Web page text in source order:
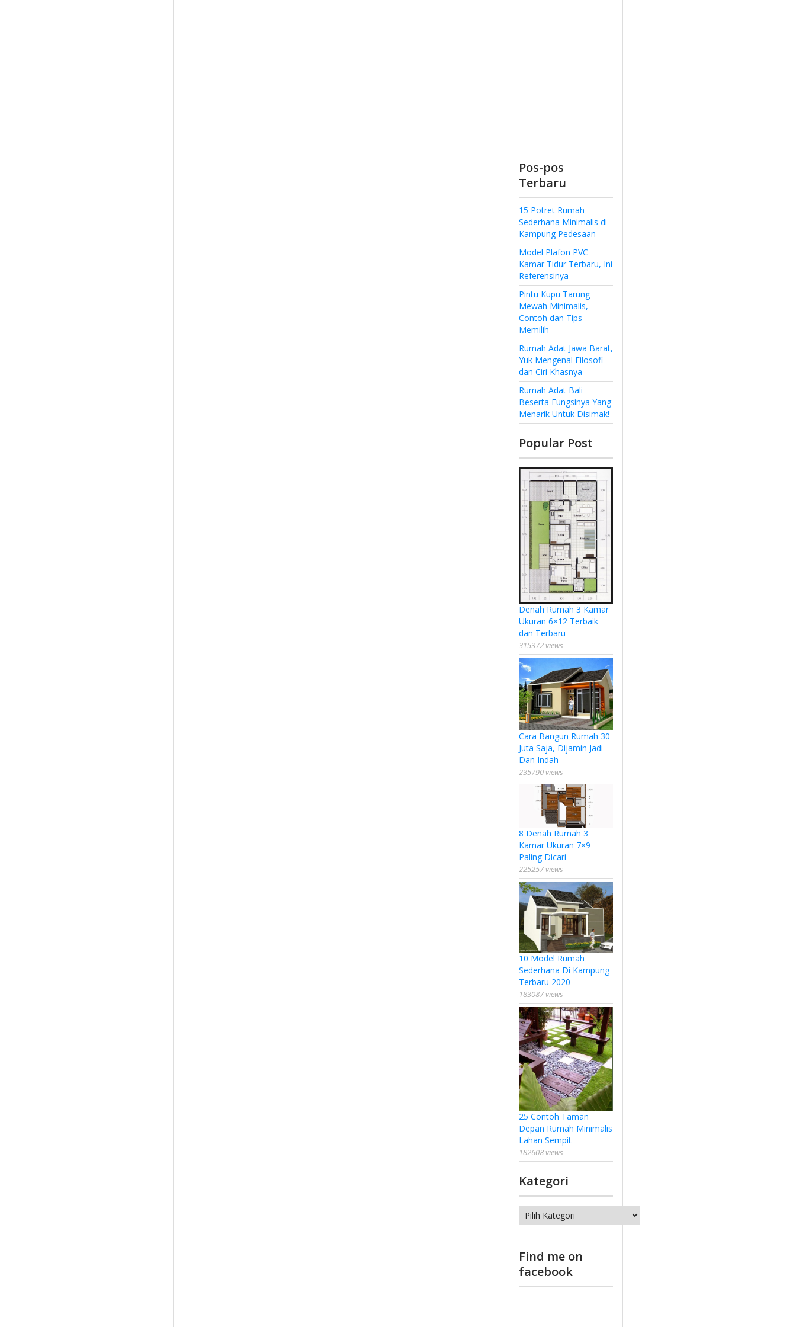
Pos-pos
Terbaru
15 Potret Rumah
Sederhana Minimalis di
Kampung Pedesaan
Model Plafon PVC
Kamar Tidur Terbaru, Ini
Referensinya
Pintu Kupu Tarung
Mewah Minimalis,
Contoh dan Tips
Memilih
Rumah Adat Jawa Barat,
Yuk Mengenal Filosofi
dan Ciri Khasnya
Rumah Adat Bali
Beserta Fungsinya Yang
Menarik Untuk Disimak!
Popular Post
Denah Rumah 3 Kamar
Ukuran 6×12 Terbaik
dan Terbaru
315372 views
Cara Bangun Rumah 30
Juta Saja, Dijamin Jadi
Dan Indah
235790 views
8 Denah Rumah 3
Kamar Ukuran 7×9
Paling Dicari
225257 views
10 Model Rumah
Sederhana Di Kampung
Terbaru 2020
183087 views
25 Contoh Taman
Depan Rumah Minimalis
Lahan Sempit
182608 views
Kategori
Kategori
Find me on
facebook